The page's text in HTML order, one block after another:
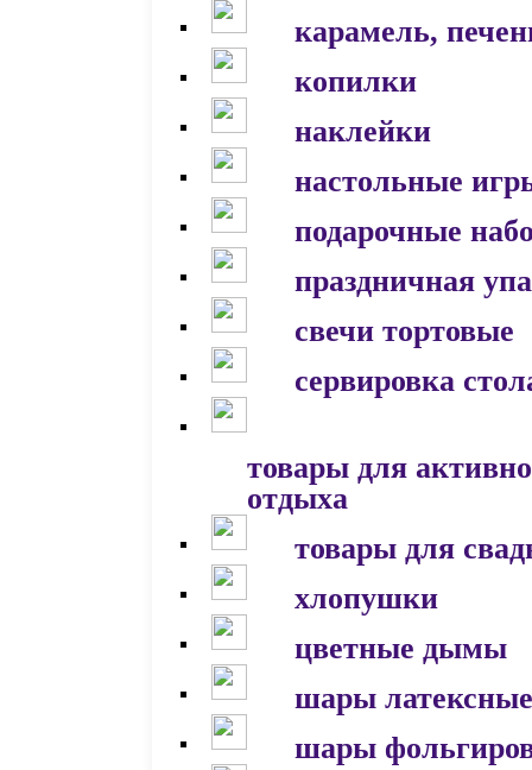
карамель,
копилки
наклейки
настольные
подарочные
праздничная
свечи тортовые
сервировка
товары для
отдыха
товары для
хлопушки
цветные дымы
шары латексные
шары